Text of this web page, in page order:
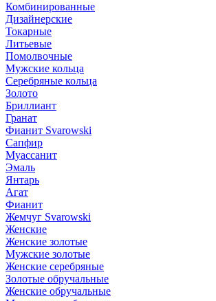
Комбинированные
Дизайнерские
Токарные
Литьевые
Помолвочные
Мужские кольца
Серебряные кольца
Золото
Бриллиант
Гранат
Фианит Svarowski
Сапфир
Муассанит
Эмаль
Янтарь
Агат
Фианит
Жемчуг Svarowski
Женские
Женские золотые
Мужские золотые
Женские серебряные
Золотые обручальные
Женские обручальные